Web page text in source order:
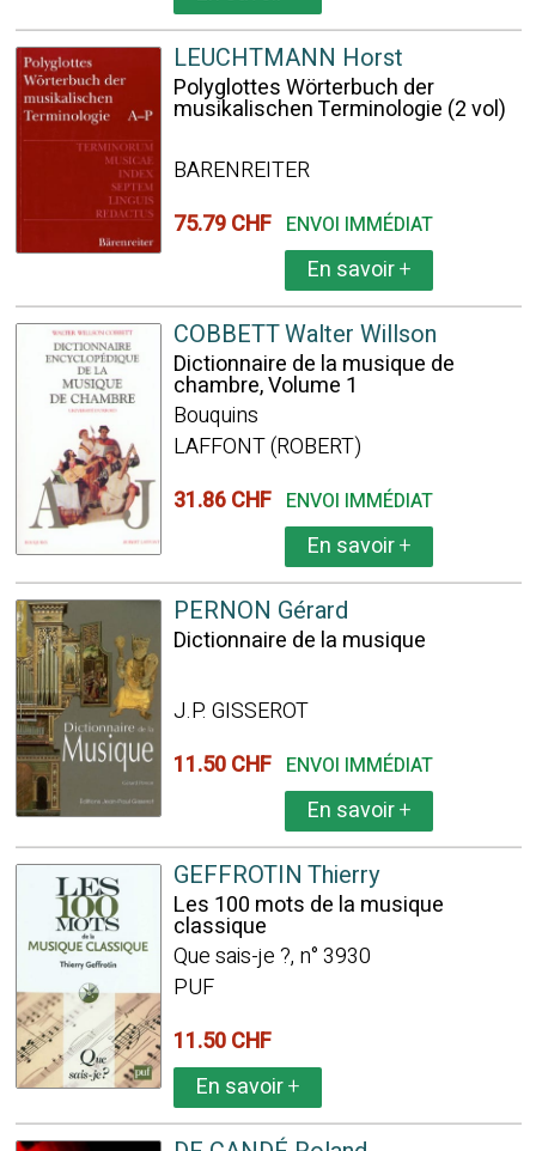
LEUCHTMANN Horst
Polyglottes Wörterbuch der
musikalischen Terminologie (2 vol)
BARENREITER
75.79 CHF ENVOI IMMÉDIAT
En savoir+
COBBETT Walter Willson
Dictionnaire de la musique de
chambre, Volume 1
Bouquins
LAFFONT (ROBERT)
31.86 CHF ENVOI IMMÉDIAT
En savoir+
PERNON Gérard
Dictionnaire de la musique
J.P. GISSEROT
11.50 CHF ENVOI IMMÉDIAT
En savoir+
GEFFROTIN Thierry
Les 100 mots de la musique
classique
Que sais-je ?, n° 3930
PUF
11.50 CHF
En savoir+